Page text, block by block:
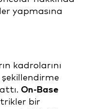
yapmasına
kadrolarını
On-Base
bir